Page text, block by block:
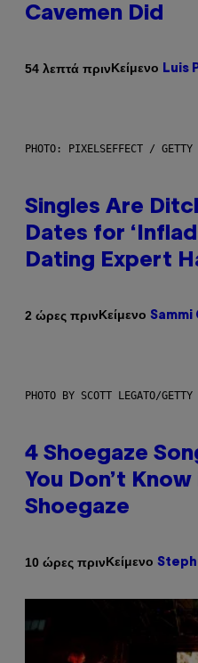
Cavemen Did
54 λεπτά πρινΚείμενο Luis
PHOTO: PIXELSEFFECT / GETTY
Singles Are
Dates for
Dating Expert
2 ώρες πρινΚείμενο Sammi
PHOTO BY SCOTT LEGATO/GETTY
4 Shoegaze
You Don’t
Shoegaze
10 ώρες πρινΚείμενο